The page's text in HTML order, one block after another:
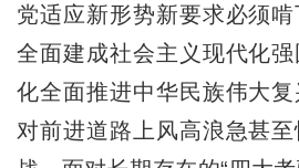
党适应新形势新要求必须
全面建成社会主义现代化
化全面推进中华民族伟大
对前进道路上风高浪急甚